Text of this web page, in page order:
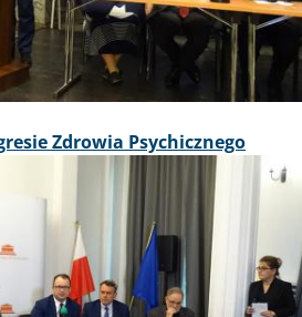
Zdrowia Psychicznego